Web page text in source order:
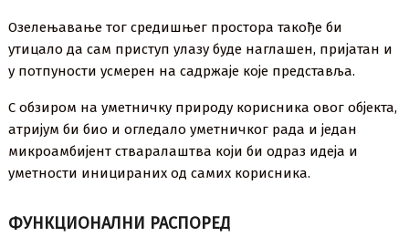
Озелењавање тог средишњег простора такође би
утицало да сам приступ улазу буде наглашен, пријатан и
у потпуности усмерен на садржаје које представља.
С обзиром на уметничку природу корисника овог објекта,
атријум би био и огледало уметничког рада и један
микроамбијент стваралаштва који би одраз идеја и
уметности иницираних од самих корисника.
ФУНКЦИОНАЛНИ РАСПОРЕД